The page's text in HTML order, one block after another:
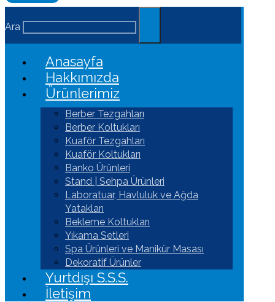
Ara
Anasayfa
Hakkımızda
Ürünlerimiz
Berber Tezgahları
Berber Koltukları
Kuaför Tezgahları
Kuaför Koltukları
Banko Ürünleri
Stand | Sehpa Ürünleri
Laboratuar, Havluluk ve Ağda
Yatakları
Bekleme Koltukları
Yıkama Setleri
Spa Ürünleri ve Manikür Masası
Dekoratif Ürünler
Yurtdışı S.S.S.
İletişim